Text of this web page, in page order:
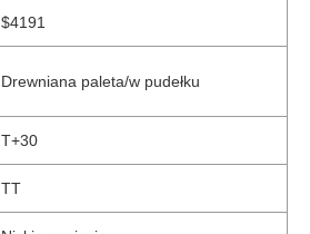
$4191
Drewniana paleta/w pudełku
T+30
TT